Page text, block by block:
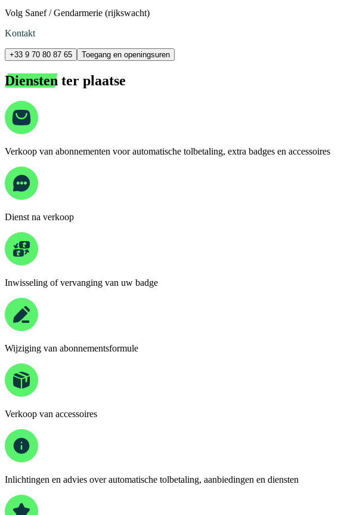
Volg Sanef / Gendarmerie (rijkswacht)
Kontakt
+33 9 70 80 87 65 Toegang en openingsuren
Diensten ter plaatse
Verkoop van abonnementen voor automatische tolbetaling, extra badges en accessoires
Dienst na verkoop
Inwisseling of vervanging van uw badge
Wijziging van abonnementsformule
Verkoop van accessoires
Inlichtingen en advies over automatische tolbetaling, aanbiedingen en diensten